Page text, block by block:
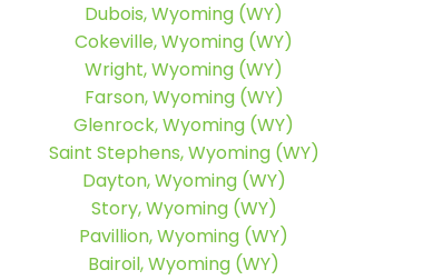
Dubois, Wyoming (WY)
Cokeville, Wyoming (WY)
Wright, Wyoming (WY)
Farson, Wyoming (WY)
Glenrock, Wyoming (WY)
Saint Stephens, Wyoming (WY)
Dayton, Wyoming (WY)
Story, Wyoming (WY)
Pavillion, Wyoming (WY)
Bairoil, Wyoming (WY)